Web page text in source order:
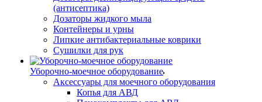
(антисептика)
Дозаторы жидкого мыла
Контейнеры и урны
Липкие антибактериальные коврики
Сушилки для рук
Уборочно-моечное оборудование
Аксессуары для моечного оборудования
Копья для АВД